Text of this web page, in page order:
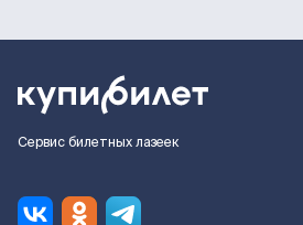
Сервис билетных лазеек